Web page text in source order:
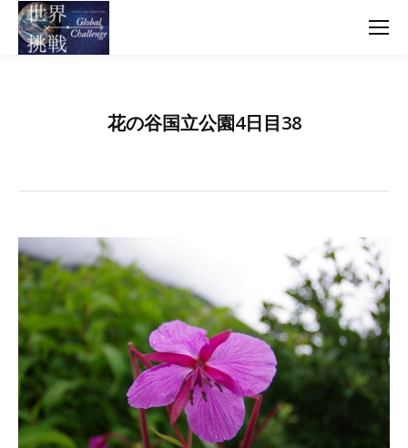
花の谷国立公園4日目38